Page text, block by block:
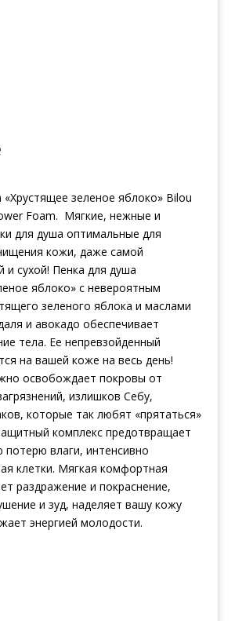
зеленое яблоко» Bilou
Foam. Мягкие, нежные и
для душа оптимальные для
кожи, даже самой
и сухой! Пенка для душа
яблоко» с невероятным
зеленого яблока и маслами
и авокадо обеспечивает
тела. Ее непревзойденный
на вашей коже на весь день!
освобождает покровы от
излишков Себу,
которые так любят «прятаться»
комплекс предотвращает
влаги, интенсивно
клетки. Мягкая комфортная
раздражение и покраснение,
и зуд, наделяет вашу кожу
энергией молодости.